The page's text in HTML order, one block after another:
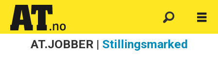
AT.JOBBER | Stillingsmarked